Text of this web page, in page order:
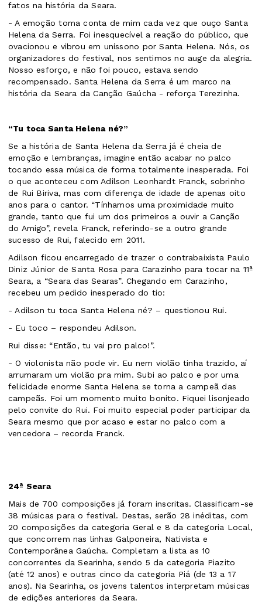
fatos na história da Seara.
- A emoção toma conta de mim cada vez que ouço Santa
Helena da Serra. Foi inesquecível a reação do público, que
ovacionou e vibrou em uníssono por Santa Helena. Nós, os
organizadores do festival, nos sentimos no auge da alegria.
Nosso esforço, e não foi pouco, estava sendo
recompensado. Santa Helena da Serra é um marco na
história da Seara da Canção Gaúcha - reforça Terezinha.
“Tu toca Santa Helena né?”
Se a história de Santa Helena da Serra já é cheia de
emoção e lembranças, imagine então acabar no palco
tocando essa música de forma totalmente inesperada. Foi
o que aconteceu com Adilson Leonhardt Franck, sobrinho
de Rui Biriva, mas com diferença de idade de apenas oito
anos para o cantor. “Tínhamos uma proximidade muito
grande, tanto que fui um dos primeiros a ouvir a Canção
do Amigo”, revela Franck, referindo-se a outro grande
sucesso de Rui, falecido em 2011.
Adilson ficou encarregado de trazer o contrabaixista Paulo
Diniz Júnior de Santa Rosa para Carazinho para tocar na 11ª
Seara, a “Seara das Searas”. Chegando em Carazinho,
recebeu um pedido inesperado do tio:
- Adilson tu toca Santa Helena né? – questionou Rui.
- Eu toco – respondeu Adilson.
Rui disse: “Então, tu vai pro palco!”.
- O violonista não pode vir. Eu nem violão tinha trazido, aí
arrumaram um violão pra mim. Subi ao palco e por uma
felicidade enorme Santa Helena se torna a campeã das
campeãs. Foi um momento muito bonito. Fiquei lisonjeado
pelo convite do Rui. Foi muito especial poder participar da
Seara mesmo que por acaso e estar no palco com a
vencedora – recorda Franck.
24ª Seara
Mais de 700 composições já foram inscritas. Classificam-se
38 músicas para o festival. Destas, serão 28 inéditas, com
20 composições da categoria Geral e 8 da categoria Local,
que concorrem nas linhas Galponeira, Nativista e
Contemporânea Gaúcha. Completam a lista as 10
concorrentes da Searinha, sendo 5 da categoria Piazito
(até 12 anos) e outras cinco da categoria Piá (de 13 a 17
anos). Na Searinha, os jovens talentos interpretam músicas
de edições anteriores da Seara.